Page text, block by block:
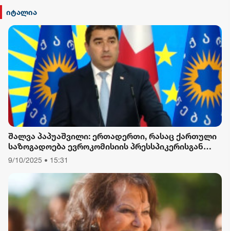
იტალია
შალვა პაპუაშვილი: ერთადერთი, რასაც ქართული
საზოგადოება ევროკომისიის პრესსპიკერისგან
მოელის, არის ბოდიში ხელისუფლების დამხობის
9/10/2025 • 15:31